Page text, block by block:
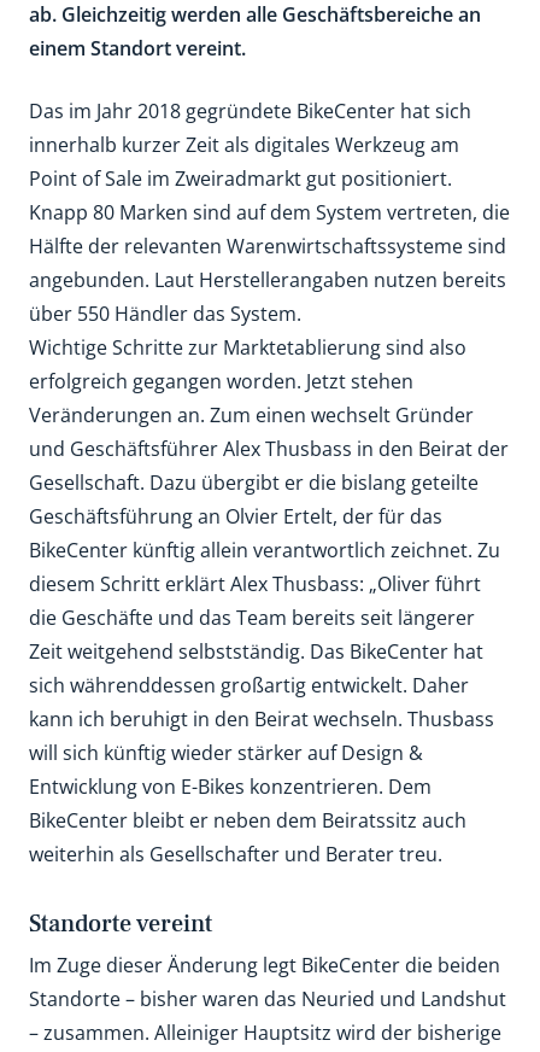
ab. Gleichzeitig werden alle Geschäftsbereiche an
einem Standort vereint.
Das im Jahr 2018 gegründete BikeCenter hat sich
innerhalb kurzer Zeit als digitales Werkzeug am
Point of Sale im Zweiradmarkt gut positioniert.
Knapp 80 Marken sind auf dem System vertreten, die
Hälfte der relevanten Warenwirtschaftssysteme sind
angebunden. Laut Herstellerangaben nutzen bereits
über 550 Händler das System.
Wichtige Schritte zur Marktetablierung sind also
erfolgreich gegangen worden. Jetzt stehen
Veränderungen an. Zum einen wechselt Gründer
und Geschäftsführer Alex Thusbass in den Beirat der
Gesellschaft. Dazu übergibt er die bislang geteilte
Geschäftsführung an Olvier Ertelt, der für das
BikeCenter künftig allein verantwortlich zeichnet. Zu
diesem Schritt erklärt Alex Thusbass: „Oliver führt
die Geschäfte und das Team bereits seit längerer
Zeit weitgehend selbstständig. Das BikeCenter hat
sich währenddessen großartig entwickelt. Daher
kann ich beruhigt in den Beirat wechseln. Thusbass
will sich künftig wieder stärker auf Design &
Entwicklung von E-Bikes konzentrieren. Dem
BikeCenter bleibt er neben dem Beiratssitz auch
weiterhin als Gesellschafter und Berater treu.
Standorte vereint
Im Zuge dieser Änderung legt BikeCenter die beiden
Standorte – bisher waren das Neuried und Landshut
– zusammen. Alleiniger Hauptsitz wird der bisherige